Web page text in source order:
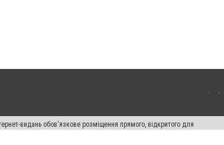
видань обов'язкове розміщення прямого, відкритого для